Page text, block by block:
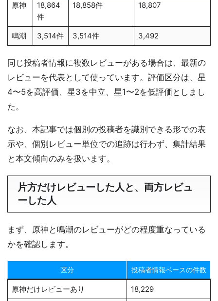
原神
18,864
件
18,858件 18,807
鳴潮 3,514件 3,514件 3,492
同じ投稿者情報に複数レビューがある場合は、最新の
レビューを代表として使っています。評価区分は、星
4〜5を高評価、星3を中立、星1〜2を低評価としまし
た。
なお、本記事では個別の投稿者を識別できる形での表
示や、個別レビュー単位での追跡は行わず、集計結果
と本文傾向のみを扱います。
片方だけレビューした人と、両方レビュ
ーした人
まず、原神と鳴潮のレビューがどの程度重なっている
かを確認します。
区分 投稿者情報ベースの件数
原神だけレビューあり 18,229